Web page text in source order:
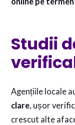
Studii
Agențiile locale
clare, ușor
crescut alte